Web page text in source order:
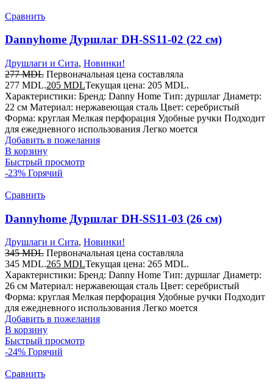
Сравнить
Dannyhome Дуршлаг DH-SS11-02 (22 см)
Друшлаги и Сита, Новинки!
277MDL Первоначальная цена составляла
277 MDL.205 MDLТекущая цена: 205 MDL.
Характеристики: Бренд: Danny Home Тип: дуршлаг Диаметр:
22 см Материал: нержавеющая сталь Цвет: серебристый
Форма: круглая Мелкая перфорация Удобные ручки Подходит
для ежедневного использования Легко моется
Добавить в пожелания
В корзину
Быстрый просмотр
-23% Горячий
Сравнить
Dannyhome Дуршлаг DH-SS11-03 (26 см)
Друшлаги и Сита, Новинки!
345MDL Первоначальная цена составляла
345 MDL.265 MDLТекущая цена: 265 MDL.
Характеристики: Бренд: Danny Home Тип: дуршлаг Диаметр:
26 см Материал: нержавеющая сталь Цвет: серебристый
Форма: круглая Мелкая перфорация Удобные ручки Подходит
для ежедневного использования Легко моется
Добавить в пожелания
В корзину
Быстрый просмотр
-24% Горячий
Сравнить